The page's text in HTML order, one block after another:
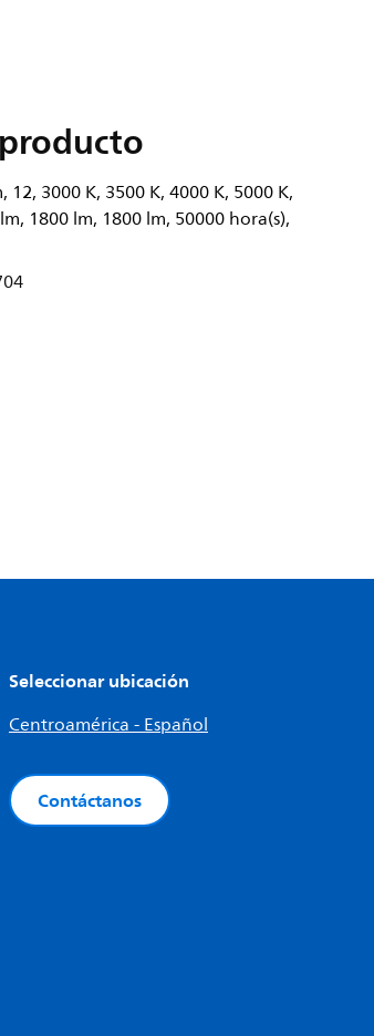
3000 K, 3500 K, 4000 K, 5000 K,
1800 lm, 1800 lm, 50000 hora(s),
Seleccionar ubicación
Centroamérica - Español
Contáctanos